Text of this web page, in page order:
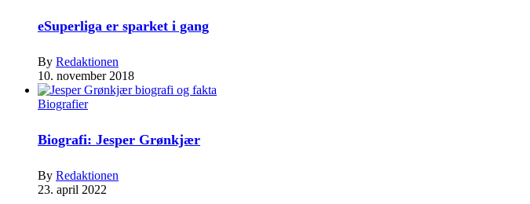
eSuperliga er sparket i gang
By Redaktionen
10. november 2018
Biografier
Biografi: Jesper Grønkjær
By Redaktionen
23. april 2022